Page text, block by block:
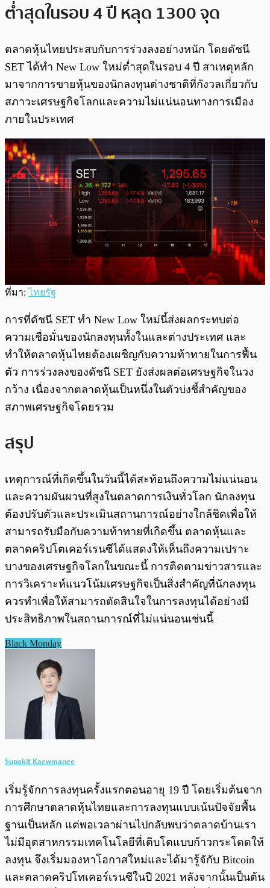
ต่ำสุดในรอบ 4 ปี หลุด 1300 จุด
ตลาดหุ้นไทยประสบกับการร่วงลงอย่างหนัก โดยดัชนี
SET ได้ทำ New Low ใหม่ต่ำสุดในรอบ 4 ปี สาเหตุหลัก
มาจากการขายหุ้นของนักลงทุนต่างชาติที่กังวลเกี่ยวกับ
สภาวะเศรษฐกิจโลกและความไม่แน่นอนทางการเมือง
ภายในประเทศ
ที่มา: ไทยรัฐ
การที่ดัชนี SET ทำ New Low ใหม่นี้ส่งผลกระทบต่อ
ความเชื่อมั่นของนักลงทุนทั้งในและต่างประเทศ และ
ทำให้ตลาดหุ้นไทยต้องเผชิญกับความท้าทายในการฟื้น
ตัว การร่วงลงของดัชนี SET ยังส่งผลต่อเศรษฐกิจในวง
กว้าง เนื่องจากตลาดหุ้นเป็นหนึ่งในตัวบ่งชี้สำคัญของ
สภาพเศรษฐกิจโดยรวม
สรุป
เหตุการณ์ที่เกิดขึ้นในวันนี้ได้สะท้อนถึงความไม่แน่นอน
และความผันผวนที่สูงในตลาดการเงินทั่วโลก นักลงทุน
ต้องปรับตัวและประเมินสถานการณ์อย่างใกล้ชิดเพื่อให้
สามารถรับมือกับความท้าทายที่เกิดขึ้น ตลาดหุ้นและ
ตลาดคริปโตเคอร์เรนซีได้แสดงให้เห็นถึงความเปราะ
บางของเศรษฐกิจโลกในขณะนี้ การติดตามข่าวสารและ
การวิเคราะห์แนวโน้มเศรษฐกิจเป็นสิ่งสำคัญที่นักลงทุน
ควรทำเพื่อให้สามารถตัดสินใจในการลงทุนได้อย่างมี
ประสิทธิภาพในสถานการณ์ที่ไม่แน่นอนเช่นนี้
Black Monday
Supakit Kaewmanee
เริ่มรู้จักการลงทุนครั้งแรกตอนอายุ 19 ปี โดยเริ่มต้นจาก
การศึกษาตลาดหุ้นไทยและการลงทุนแบบเน้นปัจจัยพื้น
ฐานเป็นหลัก แต่พอเวลาผ่านไปกลับพบว่าตลาดบ้านเรา
ไม่มีอุตสาหกรรมเทคโนโลยีที่เติบโตแบบก้าวกระโดดให้
ลงทุน จึงเริ่มมองหาโอกาสใหม่และได้มารู้จักับ Bitcoin
และตลาดคริปโทเคอร์เรนซีในปี 2021 หลังจากนั้นเป็นต้น